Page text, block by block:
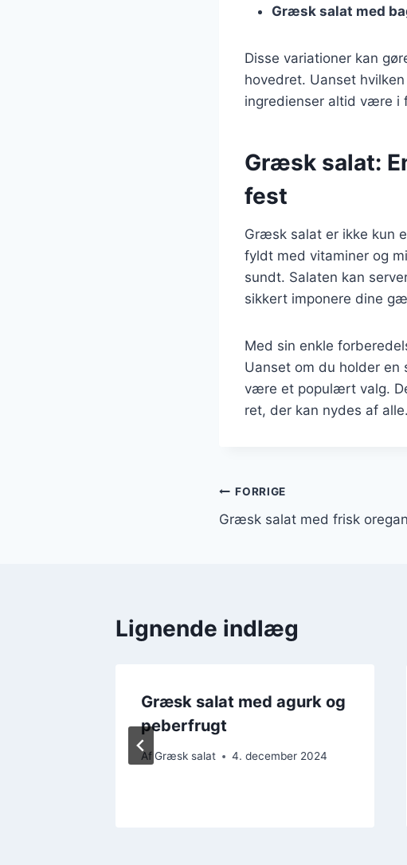
Græsk salat med
Disse variationer kan
hovedret. Uanset
ingredienser altid være i
Græsk salat:
fest
Græsk salat er ikke kun
fyldt med vitaminer og
sundt. Salaten kan
sikkert imponere dine
Med sin enkle
Uanset om du holder
være et populært valg.
ret, der kan nydes af alle.
Indlægsnavigation
FORRIGE
Græsk salat med frisk
Lignende indlæg
Græsk salat med agurk og
peberfrugt
AfGræsk salat 4. december 2024